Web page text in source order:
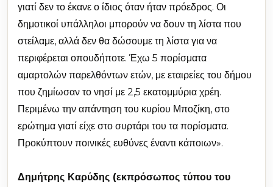
γιατί δεν το έκανε ο ίδιος όταν ήταν πρόεδρος. Οι
δημοτικοί υπάλληλοι μπορούν να δουν τη λίστα που
στείλαμε, αλλά δεν θα δώσουμε τη λίστα για να
περιφέρεται οπουδήποτε. Έχω 5 πορίσματα
αμαρτολών παρελθόντων ετών, με εταιρείες του δήμου
που ζημίωσαν το νησί με 2,5 εκατομμύρια χρέη.
Περιμένω την απάντηση του κυρίου Μποζίκη, στο
ερώτημα γιατί είχε στο συρτάρι του τα πορίσματα.
Προκύπτουν ποινικές ευθύνες έναντι κάποιων».
Δημήτρης Καρύδης (εκπρόσωπος τύπου του